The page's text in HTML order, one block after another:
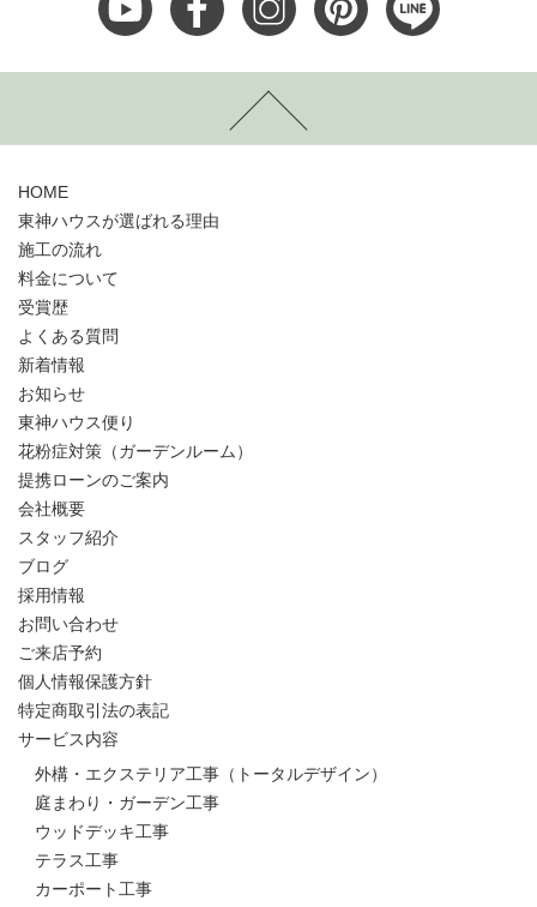
HOME
東神ハウスが選ばれる理由
施工の流れ
料金について
受賞歴
よくある質問
新着情報
お知らせ
東神ハウス便り
花粉症対策（ガーデンルーム）
提携ローンのご案内
会社概要
スタッフ紹介
ブログ
採用情報
お問い合わせ
ご来店予約
個人情報保護方針
特定商取引法の表記
サービス内容
外構・エクステリア工事（トータルデザイン）
庭まわり・ガーデン工事
ウッドデッキ工事
テラス工事
カーポート工事